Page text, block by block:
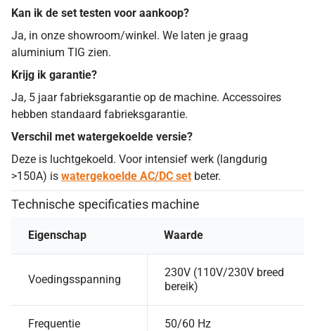
Kan ik de set testen voor aankoop?
Ja, in onze showroom/winkel. We laten je graag
aluminium TIG zien.
Krijg ik garantie?
Ja, 5 jaar fabrieksgarantie op de machine. Accessoires
hebben standaard fabrieksgarantie.
Verschil met watergekoelde versie?
Deze is luchtgekoeld. Voor intensief werk (langdurig
>150A) is watergekoelde AC/DC set beter.
Technische specificaties machine
Eigenschap Waarde
Voedingsspanning
230V (110V/230V breed
bereik)
Frequentie 50/60 Hz